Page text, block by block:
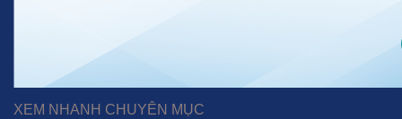
XEM NHANH CHUYÊN MỤC